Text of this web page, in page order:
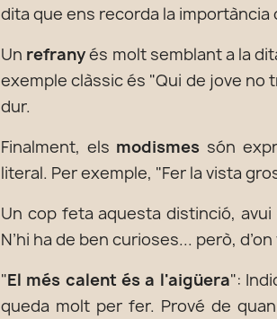
dita que ens recorda la
Un refranyés molt semblant a la
exemple clàssic és "Qui de jove no
dur.
Finalment, els modismes són
literal. Per exemple, "Fer la vista
Un cop feta aquesta distinció,
N’hi ha de ben curioses... però,
"El més calent és a l'aigüera":
queda molt per fer. Prové de